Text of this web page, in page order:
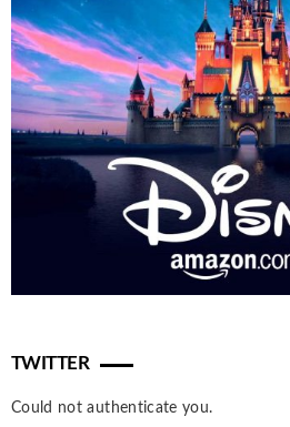
TWITTER
Could not authenticate you.